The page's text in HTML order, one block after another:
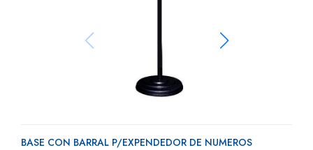
BASE CON BARRAL P/EXPENDEDOR DE NUMEROS